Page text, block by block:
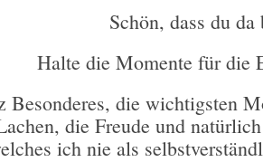
Schön, dass du da
Halte die Momente für die
Besonderes, die wichtigsten
die Freude und
ich nie als